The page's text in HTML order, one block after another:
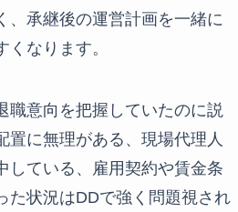
、承継後の運営計画を一緒に
なります。
職意向を把握していたのに説
置に無理がある、現場代理人
している、雇用契約や賃金条
た状況はDDで強く問題視され